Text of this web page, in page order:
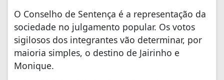
O Conselho de Sentença é a representação da
sociedade no julgamento popular. Os votos
sigilosos dos integrantes vão determinar, por
maioria simples, o destino de Jairinho e
Monique.